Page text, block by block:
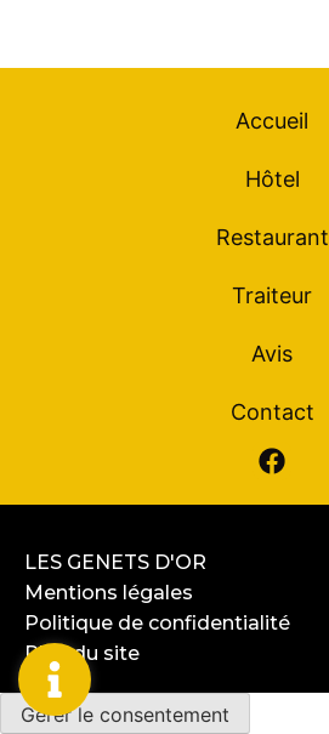
Accueil
Hôtel
Restaurant
Traiteur
Avis
Contact
LES GENETS D'OR
Mentions légales
Politique de confidentialité
Plan du site
Gérer le consentement